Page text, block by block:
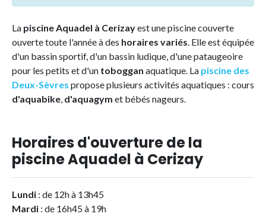
La piscine Aquadel à Cerizayest une piscine couverte
ouverte toute l'année à des horaires variés. Elle est équipée
d'un bassin sportif, d'un bassin ludique, d'une pataugeoire
pour les petits et d'un toboggan aquatique. La piscine des
Deux-Sèvres propose plusieurs activités aquatiques : cours
d'aquabike, d'aquagym et bébés nageurs.
Horaires d'ouverture de la
piscine Aquadel à Cerizay
Lundi : de 12h à 13h45
Mardi : de 16h45 à 19h